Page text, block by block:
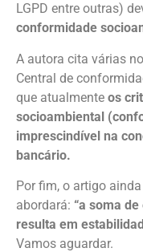
LGPD entre outras)
conformidade
A autora cita várias
Central de
que atualmente os
socioambiental
imprescindível na
bancário.
Por fim, o artigo
abordará: “a soma
resulta em
Vamos aguardar.